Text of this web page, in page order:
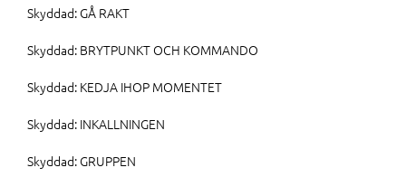
Skyddad: GÅ RAKT
Skyddad: BRYTPUNKT OCH KOMMANDO
Skyddad: KEDJA IHOP MOMENTET
Skyddad: INKALLNINGEN
Skyddad: GRUPPEN